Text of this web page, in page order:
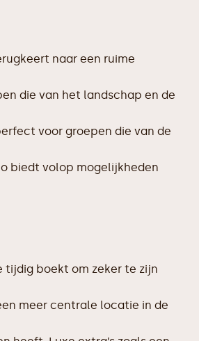
naar een ruime
die van het landschap en de
voor groepen die van de
biedt volop mogelijkheden
tijdig boekt om zeker te zijn
meer centrale locatie in de